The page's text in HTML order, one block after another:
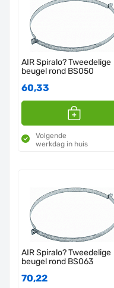
AIR Spiralo? Tweedelige
beugel rond BS050
60,33
Volgende
werkdag in huis
AIR Spiralo? Tweedelige
beugel rond BS063
70,22